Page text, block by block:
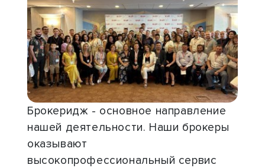
Брокеридж - основное направление
нашей деятельности. Наши брокеры
оказывают
высокопрофессиональный сервис